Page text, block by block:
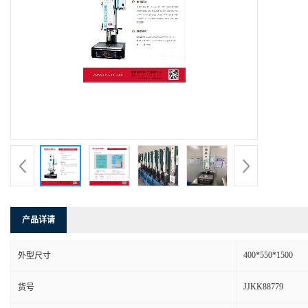
产品详请
外型尺寸 400*550*1500
货号 JJKK88779